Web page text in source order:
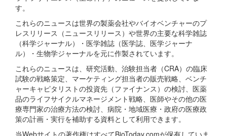
す。
これらのニュースは世界の製薬会社やバイオベンチャーのプ
レスリリース（ニュースリリース）や世界の主要な科学雑誌
（科学ジャーナル）・医学雑誌（医学誌、医学ジャーナ
ル）・生物学ジャーナルを元に作製されています。
これらのニュースは、研究活動、治験担当者（CRA）の臨床
試験の戦略策定、マーケティング担当者の販売戦略、ベンチ
ャーキャピタリストの投資先（ファイナンス）の検討、医薬
品のライフサイクルマネージメント戦略、医師やその他の医
療専門家の治療方法の検討、病院・地域医療・政府の医療政
策の計画・実行を補助する資料として利用できます。